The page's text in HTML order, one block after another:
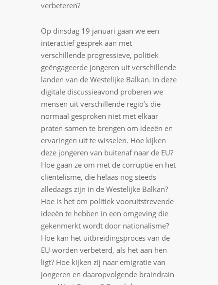
verbeteren?
Op dinsdag 19 januari gaan we een
interactief gesprek aan met
verschillende progressieve, politiek
geëngageerde jongeren uit verschillende
landen van de Westelijke Balkan. In deze
digitale discussieavond proberen we
mensen uit verschillende regio’s die
normaal gesproken niet met elkaar
praten samen te brengen om ideeën en
ervaringen uit te wisselen. Hoe kijken
deze jongeren van buitenaf naar de EU?
Hoe gaan ze om met de corruptie en het
cliëntelisme, die helaas nog steeds
alledaags zijn in de Westelijke Balkan?
Hoe is het om politiek vooruitstrevende
ideeën te hebben in een omgeving die
gekenmerkt wordt door nationalisme?
Hoe kan het uitbreidingsproces van de
EU worden verbeterd, als het aan hen
ligt? Hoe kijken zij naar emigratie van
jongeren en daaropvolgende braindrain